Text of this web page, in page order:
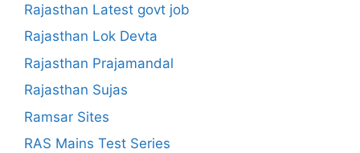
Rajasthan Latest govt job
Rajasthan Lok Devta
Rajasthan Prajamandal
Rajasthan Sujas
Ramsar Sites
RAS Mains Test Series